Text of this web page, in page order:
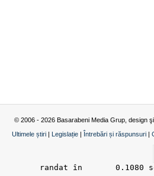
© 2006 - 2026 Basarabeni Media Grup, design
Ultimele știri | Legislație | Întrebări și răspunsuri |
randat în